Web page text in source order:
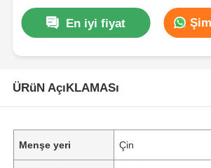
En iyi fiyat
ÜRüN AçıKLAMASı
Menşe yeri Çin